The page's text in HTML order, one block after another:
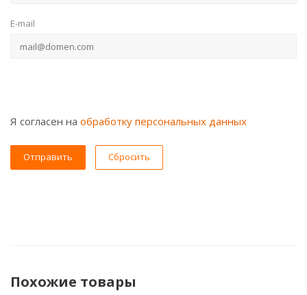
E-mail
Я согласен на обработку персональных данных
Сбросить
Похожие товары